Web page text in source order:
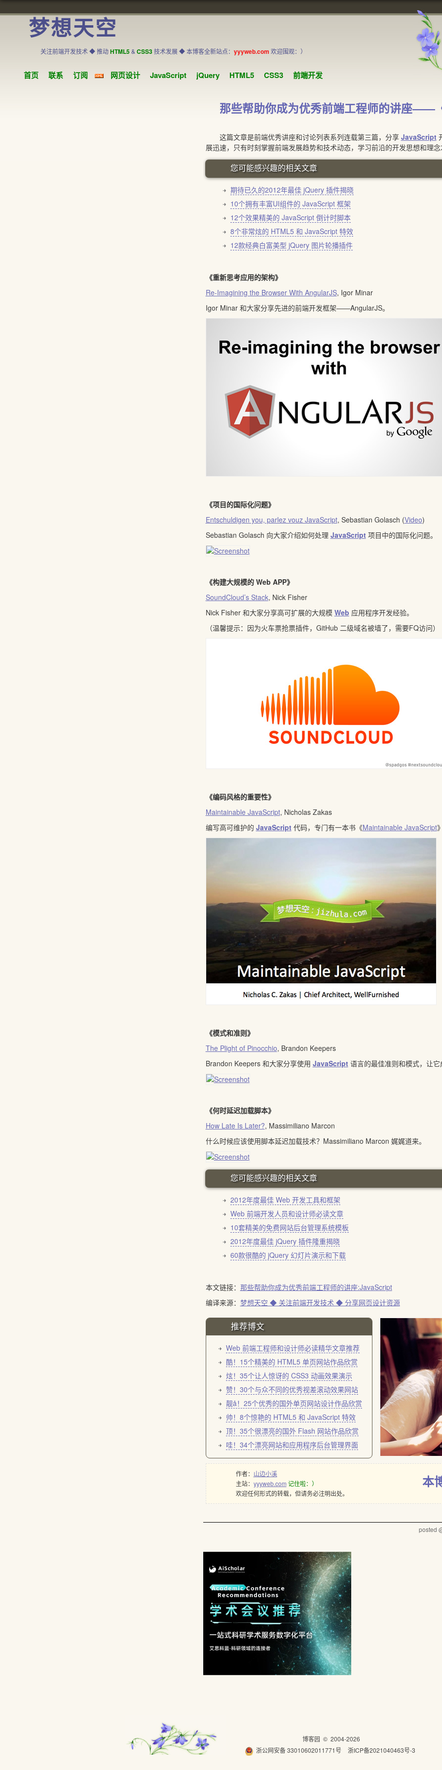
梦想天空
关注前端开发技术 ◆ 推动HTML5& CSS3技术发展 ◆ 本博客全新站点： yyyweb.com 欢迎围观：）
首页 联系 订阅 网页设计 JavaScript jQuery HTML5 CSS3 前端开发
那些帮助你成为优秀前端工程师的讲座——
这篇文章是前端优秀讲座和讨论列表系列连载第三篇，分享 JavaScript
展迅速，只有时刻掌握前端发展趋势和技术动态，学习前沿的开发思想和理
您可能感兴趣的相关文章
期待已久的2012年最佳 jQuery 插件揭晓
10个拥有丰富UI组件的 JavaScript 框架
12个效果精美的 JavaScript 倒计时脚本
8个非常炫的 HTML5 和 JavaScript 特效
12款经典白富美型 jQuery 图片轮播插件
《重新思考应用的架构》
Re-Imagining the Browser With AngularJS, Igor Minar
Igor Minar 和大家分享先进的前端开发框架——AngularJS。
《项目的国际化问题》
Entschuldigen you, parlez vouz JavaScript, Sebastian Golasch (Video)
Sebastian Golasch 向大家介绍如何处理 JavaScript项目中的国际化问题。
《构建大规模的 Web APP》
SoundCloud’s Stack, Nick Fisher
Nick Fisher 和大家分享高可扩展的大规模 Web 应用程序开发经验。
（温馨提示：因为火车票抢票插件，GitHub 二级域名被墙了，需要FQ访问）
《编码风格的重要性》
Maintainable JavaScript, Nicholas Zakas
编写高可维护的 JavaScript代码，专门有一本书《Maintainable JavaScript
《模式和准则》
The Plight of Pinocchio, Brandon Keepers
Brandon Keepers 和大家分享使用 JavaScript语言的最佳准则和模式，让
《何时延迟加载脚本》
How Late Is Later?, Massimiliano Marcon
什么时候应该使用脚本延迟加载技术？Massimiliano Marcon 娓娓道来。
您可能感兴趣的相关文章
2012年度最佳 Web 开发工具和框架
Web 前端开发人员和设计师必读文章
10套精美的免费网站后台管理系统模板
2012年度最佳 jQuery 插件隆重揭晓
60款很酷的 jQuery 幻灯片演示和下载
本文链接： 那些帮助你成为优秀前端工程师的讲座:JavaScript
编译来源： 梦想天空 ◆ 关注前端开发技术 ◆ 分享网页设计资源
推荐博文
Web 前端工程师和设计师必读精华文章推荐
酷！15个精美的 HTML5 单页网站作品欣赏
炫！35个让人惊讶的 CSS3 动画效果演示
赞！30个与众不同的优秀视差滚动效果网站
靓å！25个优秀的国外单页网站设计作品欣赏
帅！8个惊艳的 HTML5 和 JavaScript 特效
顶！35个很漂亮的国外 Flash 网站作品欣赏
哇！34个漂亮网站和应用程序后台管理界面
本
作者： 山边小溪
主站： yyyweb.com 记住啦：）
欢迎任何形式的转载，但请务必注明出处。
posted
博客园 © 2004-2026
浙公网安备 33010602011771号
浙ICP备2021040463号-3